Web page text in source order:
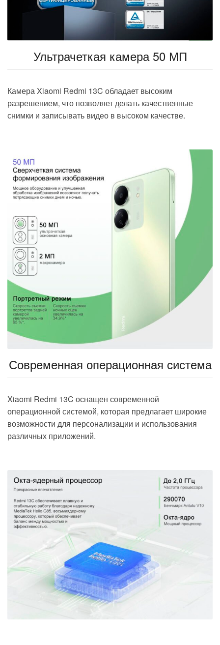
Ультрачеткая камера 50 МП
Камера Xiaomi Redmi 13C обладает высоким
разрешением, что позволяет делать качественные
снимки и записывать видео в высоком качестве.
Современная операционная система
Xiaomi Redmi 13C оснащен современной
операционной системой, которая предлагает широкие
возможности для персонализации и использования
различных приложений.